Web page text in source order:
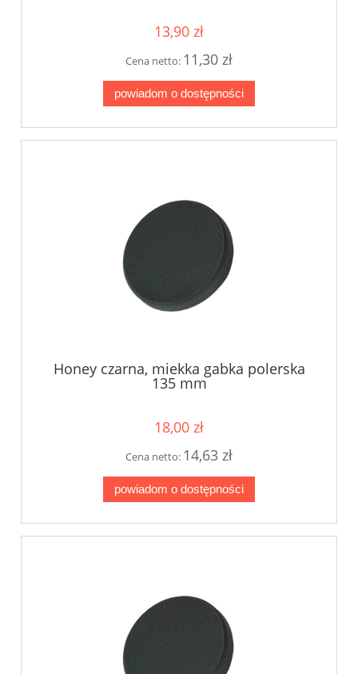
13,90 zł
Cena netto: 11,30 zł
powiadom o dostępności
Honey czarna, miekka gabka polerska
135 mm
18,00 zł
Cena netto: 14,63 zł
powiadom o dostępności